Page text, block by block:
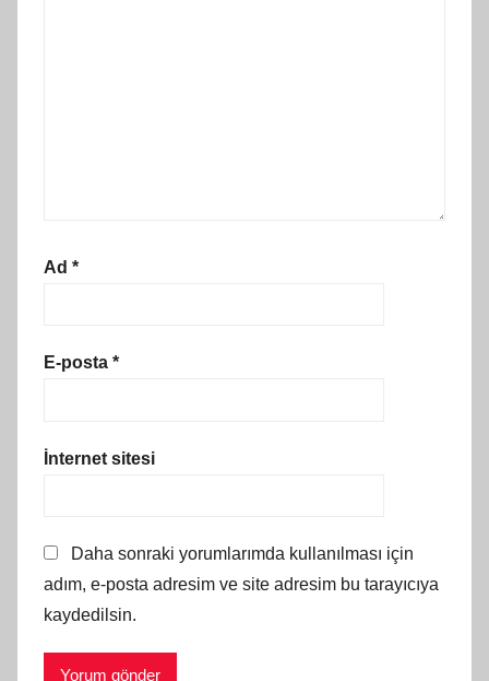
Ad *
E-posta *
İnternet sitesi
Daha sonraki yorumlarımda kullanılması için
adım, e-posta adresim ve site adresim bu tarayıcıya
kaydedilsin.